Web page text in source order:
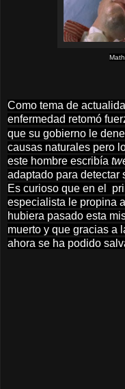
Como tema de
enfermedad retomó
que su gobierno le
causas naturales pero
este hombre escribía
adaptado para detectar
Es curioso que en el
especialista le propina
hubiera pasado esta
muerto y que gracias a
ahora se ha podido